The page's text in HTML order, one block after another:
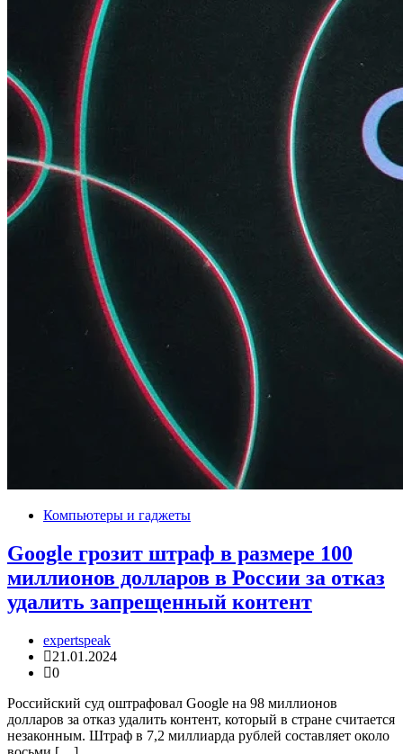
Компьютеры и гаджеты
Google грозит штраф в размере 100
миллионов долларов в России за отказ
удалить запрещенный контент
expertspeak
21.01.2024
0
Российский суд оштрафовал Google на 98 миллионов
долларов за отказ удалить контент, который в стране считается
незаконным. Штраф в 7,2 миллиарда рублей составляет около